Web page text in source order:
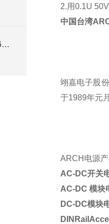
TEP100-4818，TEP100-4816电源模块-西安浩南电子科技
2.用0.1U
中国台湾
翊嘉电子股
于1989年元
ARCH电源
AC-DC开关
AC-DC 模块
DC-DC模块